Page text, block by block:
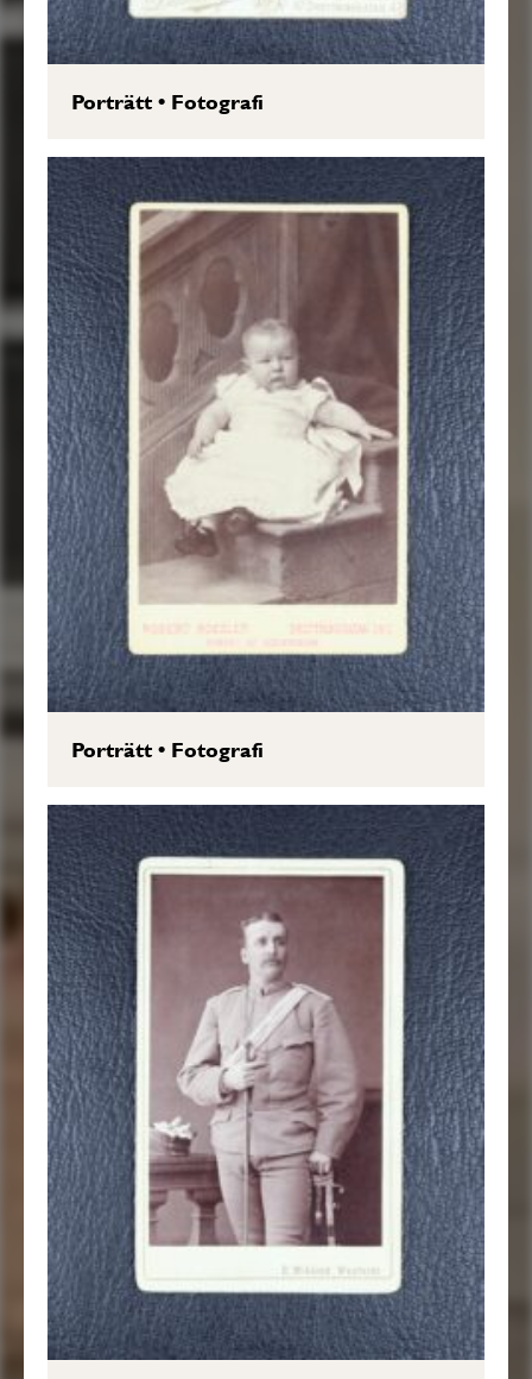
Porträtt• Fotografi
Porträtt• Fotografi